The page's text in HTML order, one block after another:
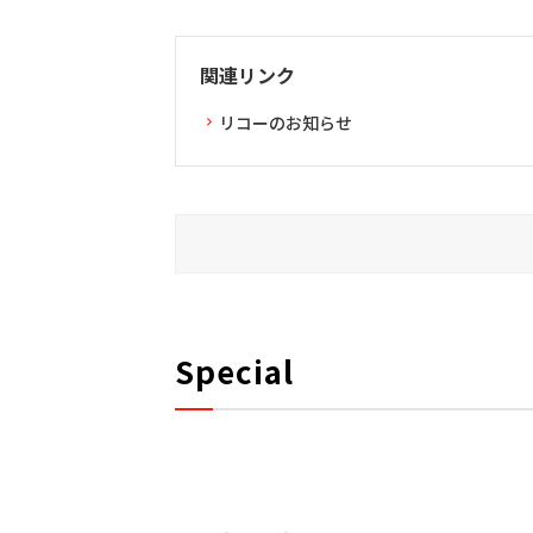
関連リンク
リコーのお知らせ
Special